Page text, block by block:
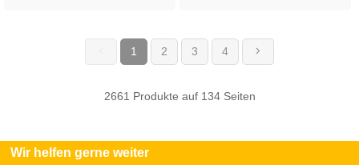
1 (current)
2 3 4
2661 Produkte auf 134 Seiten
Wir helfen gerne weiter